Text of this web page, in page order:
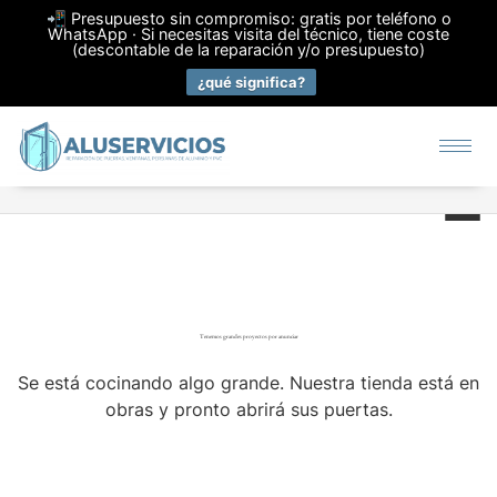
📲 Presupuesto sin compromiso: gratis por teléfono o
WhatsApp · Si necesitas visita del técnico, tiene coste
(descontable de la reparación y/o presupuesto)
¿qué significa?
Tenemos grandes proyectos por anunciar
Se está cocinando algo grande. Nuestra tienda está en
obras y pronto abrirá sus puertas.